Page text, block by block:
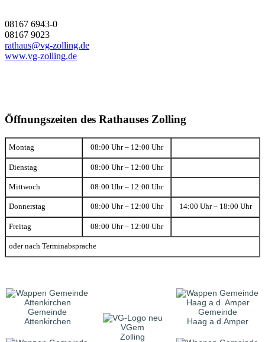
08167 6943-0
08167 9023
rathaus@vg-zolling.de
www.vg-zolling.de
Öffnungszeiten des Rathauses Zolling
Montag 08:00 Uhr – 12:00 Uhr
Dienstag 08:00 Uhr – 12:00 Uhr
Mittwoch 08:00 Uhr – 12:00 Uhr
Donnerstag 08:00 Uhr – 12:00 Uhr 14:00 Uhr – 18:00 Uhr
Freitag 08:00 Uhr – 12:00 Uhr
oder nach Terminabsprache
Gemeinde
Attenkirchen
VGem
Zolling
Gemeinde
Haag a.d.Amper